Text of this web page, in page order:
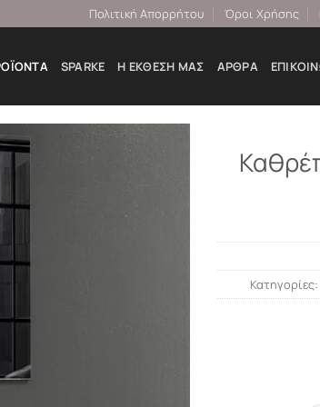
Πολιτική Απορρήτου Όροι Χρήσης
SPARKE Η ΕΚΘΕΣΉ ΜΑΣ ΆΡΘΡΑ
Κατηγορίες: